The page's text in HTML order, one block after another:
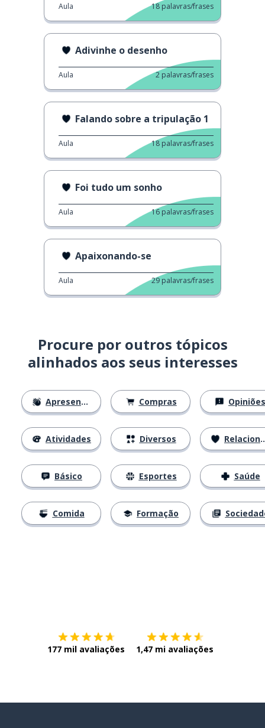
Aula 18 palavras/frases
Adivinhe o desenho
Aula 2 palavras/frases
Falando sobre a tripulação 1
Aula 18 palavras/frases
Foi tudo um sonho
Aula 16 palavras/frases
Apaixonando-se
Aula 29 palavras/frases
Procure por outros tópicos
alinhados aos seus interesses
Apresentações
Atividades
Básico
Comida
Compras
Diversos
Esportes
Formação
Opiniões
Relacionamentos
Saúde
177 mil avaliações 1,47 mi avaliações